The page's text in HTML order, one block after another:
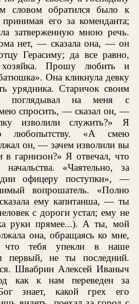
словом обратился было к
его за коменданта;
затверженную мною речь.
нет, — сказала она, — он
Герасиму; да все равно,
Прошу любить и
Она кликнула девку
урядника. Старичок своим
поглядывал на меня с
спросить, — сказал он, —
изволили служить?» Я
любопытству. «А смею
он, — зачем изволили вы
в гарнизон?» Я отвечал, что
«Чаятельно, за
офицеру поступки», —
вопрошатель. «Полно
ему капитанша, — ты
с дороги устал; ему не
руки прямее...). А ты, мой
она, обращаясь ко мне,
тебя упекли в наше
первый, не ты последний.
Швабрин Алексей Иваныч
как к нам переведен за
знает, какой грех его